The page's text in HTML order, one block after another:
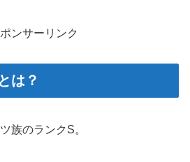
ンサーリンク
は？
族のランクS。